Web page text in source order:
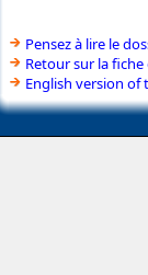
Pensez à lire le
Retour sur la
English version of